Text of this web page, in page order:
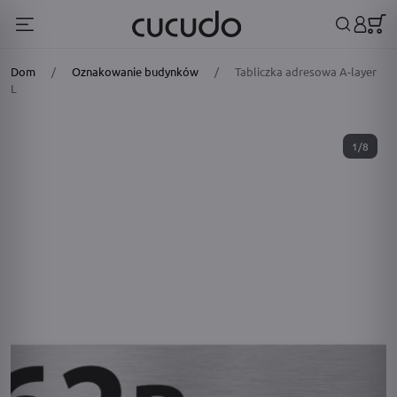
Dom / Oznakowanie budynków /
Tabliczka adresowa A-layer
L
1/8